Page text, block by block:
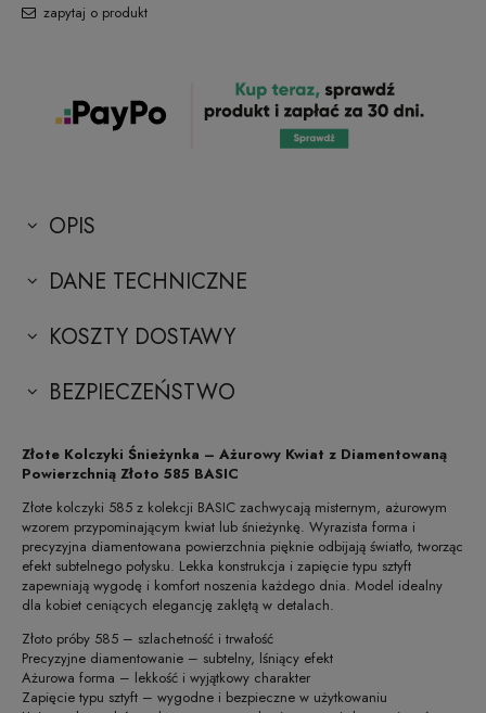
zapytaj o produkt
OPIS
DANE TECHNICZNE
KOSZTY DOSTAWY
BEZPIECZEŃSTWO
Złote Kolczyki Śnieżynka – Ażurowy Kwiat z Diamentowaną
Powierzchnią Złoto 585 BASIC
Złote kolczyki 585 z kolekcji BASIC zachwycają misternym, ażurowym
wzorem przypominającym kwiat lub śnieżynkę. Wyrazista forma i
precyzyjna diamentowana powierzchnia pięknie odbijają światło, tworząc
efekt subtelnego połysku. Lekka konstrukcja i zapięcie typu sztyft
zapewniają wygodę i komfort noszenia każdego dnia. Model idealny
dla kobiet ceniących elegancję zaklętą w detalach.
Złoto próby 585 – szlachetność i trwałość
Precyzyjne diamentowanie – subtelny, lśniący efekt
Ażurowa forma – lekkość i wyjątkowy charakter
Zapięcie typu sztyft – wygodne i bezpieczne w użytkowaniu